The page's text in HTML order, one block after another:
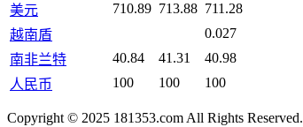
美元
710.89 713.88 711.28
越南盾
0.027
南非兰特
40.84 41.31
40.98
人民币
100 100 100
Copyright © 2025 181353.com All Rights Reserved.